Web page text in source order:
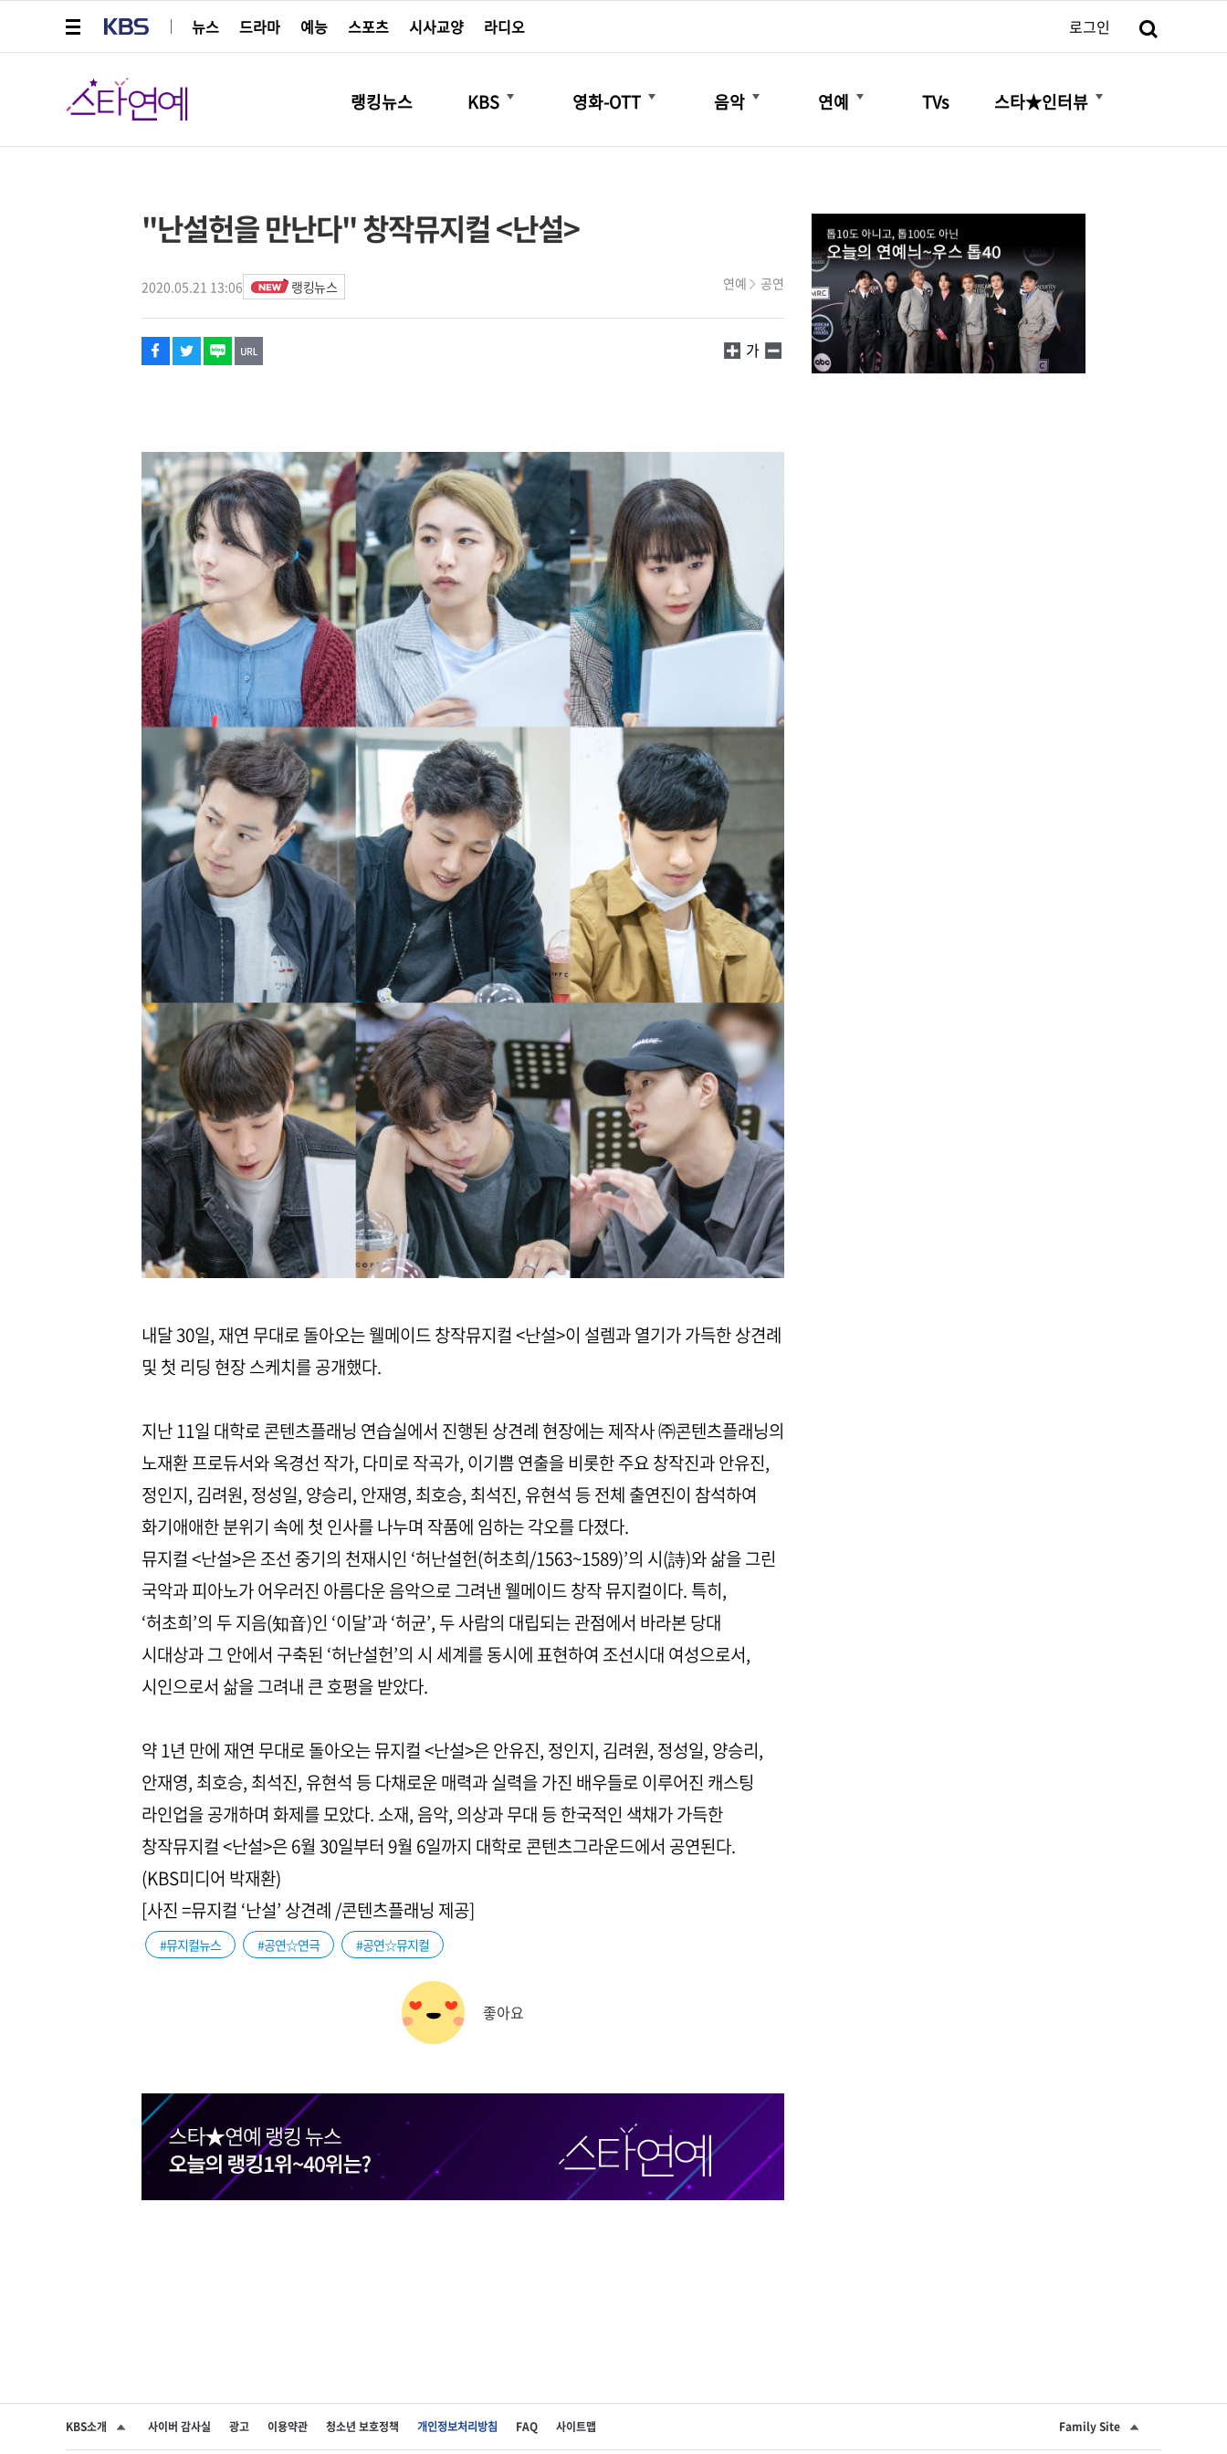
뉴스
드라마 예능 스포츠 시사교양 라디오 로그인
스타연예
랭킹뉴스 KBS
더보기
영화-OTT
더보기
음악
더보기
연예
더보기
TVs 스타★인터뷰
더보기
"난설헌을 만난다" 창작뮤지컬 <난설>
2020.05.21 13:06 랭킹뉴스 연예 공연
페이스북
트위터
네이버
URL복사
글씨 작게보기
가
글씨 크게보기
내달 30일, 재연 무대로 돌아오는 웰메이드 창작뮤지컬 <난설>이 설렘과 열기가 가득한 상견례
및 첫 리딩 현장 스케치를 공개했다.
​지난 11일 대학로 콘텐츠플래닝 연습실에서 진행된 상견례 현장에는 제작사 ㈜콘텐츠플래닝의
노재환 프로듀서와 옥경선 작가, 다미로 작곡가, 이기쁨 연출을 비롯한 주요 창작진과 안유진,
정인지, 김려원, 정성일, 양승리, 안재영, 최호승, 최석진, 유현석 등 전체 출연진이 참석하여
화기애애한 분위기 속에 첫 인사를 나누며 작품에 임하는 각오를 다졌다.
​뮤지컬 <난설>은 조선 중기의 천재시인 ‘허난설헌(허초희/1563~1589)’의 시(詩)와 삶을 그린
국악과 피아노가 어우러진 아름다운 음악으로 그려낸 웰메이드 창작 뮤지컬이다. 특히,
‘허초희’의 두 지음(知音)인 ‘이달’과 ‘허균’, 두 사람의 대립되는 관점에서 바라본 당대
시대상과 그 안에서 구축된 ‘허난설헌’의 시 세계를 동시에 표현하여 조선시대 여성으로서,
시인으로서 삶을 그려내 큰 호평을 받았다.
​약 1년 만에 재연 무대로 돌아오는 뮤지컬 <난설>은 안유진, 정인지, 김려원, 정성일, 양승리,
안재영, 최호승, 최석진, 유현석 등 다채로운 매력과 실력을 가진 배우들로 이루어진 캐스팅
라인업을 공개하며 화제를 모았다. 소재, 음악, 의상과 무대 등 한국적인 색채가 가득한
창작뮤지컬 <난설>은 6월 30일부터 9월 6일까지 대학로 콘텐츠그라운드에서 공연된다.
(KBS미디어 박재환)
[사진 =뮤지컬 ‘난설’ 상견례 /콘텐츠플래닝 제공]
해시태그
#뮤지컬뉴스 #공연☆연극 #공연☆뮤지컬
좋아요
KBS소개 사이버 감사실 광고 이용약관 청소년 보호정책 개인정보처리방침 FAQ 사이트맵 Family Site